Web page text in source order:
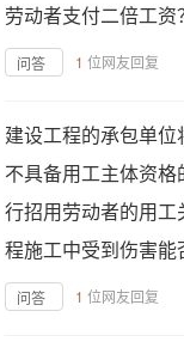
劳动者支付二倍工资
问答 1 位网友回复
建设工程的承包单
不具备用工主体资
行招用劳动者的用
程施工中受到伤害能
问答 1 位网友回复